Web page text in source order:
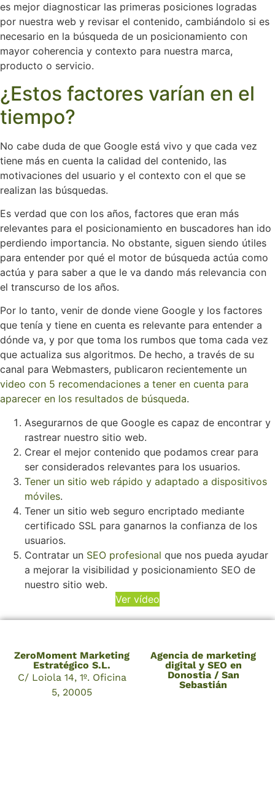
es mejor diagnosticar las primeras posiciones logradas
por nuestra web y revisar el contenido, cambiándolo si es
necesario en la búsqueda de un posicionamiento con
mayor coherencia y contexto para nuestra marca,
producto o servicio.
¿Estos factores varían en el
tiempo?
No cabe duda de que Google está vivo y que cada vez
tiene más en cuenta la calidad del contenido, las
motivaciones del usuario y el contexto con el que se
realizan las búsquedas.
Es verdad que con los años, factores que eran más
relevantes para el posicionamiento en buscadores han ido
perdiendo importancia. No obstante, siguen siendo útiles
para entender por qué el motor de búsqueda actúa como
actúa y para saber a que le va dando más relevancia con
el transcurso de los años.
Por lo tanto, venir de donde viene Google y los factores
que tenía y tiene en cuenta es relevante para entender a
dónde va, y por que toma los rumbos que toma cada vez
que actualiza sus algoritmos. De hecho, a través de su
canal para Webmasters, publicaron recientemente un
video con 5 recomendaciones a tener en cuenta para
aparecer en los resultados de búsqueda.
Asegurarnos de que Google es capaz de encontrar y
rastrear nuestro sitio web.
Crear el mejor contenido que podamos crear para
ser considerados relevantes para los usuarios.
Tener un sitio web rápido y adaptado a dispositivos
móviles.
Tener un sitio web seguro encriptado mediante
certificado SSL para ganarnos la confianza de los
usuarios.
Contratar un SEO profesional que nos pueda ayudar
a mejorar la visibilidad y posicionamiento SEO de
nuestro sitio web.
Ver vídeo
ZeroMoment Marketing
Estratégico S.L.
C/ Loiola 14, 1º. Oficina
5, 20005
Agencia de marketing
digital y SEO en
Donostia / San
Sebastián